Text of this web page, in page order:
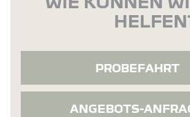
PROBEFAHRT
ANGEBOTS-